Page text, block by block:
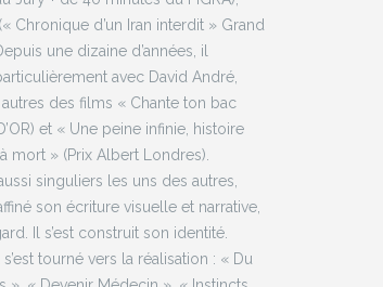
Chronique d’un Iran interdit » Grand
une dizaine d’années, il
avec David André,
des films « Chante ton bac
et « Une peine infinie, histoire
mort » (Prix Albert Londres).
singuliers les uns des autres,
son écriture visuelle et narrative,
Il s’est construit son identité.
tourné vers la réalisation : « Du